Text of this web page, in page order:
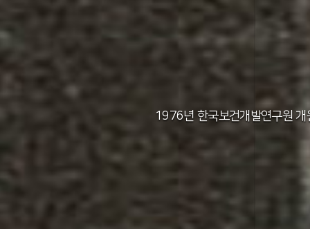
1971년 가족계획연구원
1976년 한국보건개발연구원 개
1982년 한국인구보건연구원 신청사 준
2012년 한국보건사회연구원 서울 청사
2011년 한국보건사회연구원 설립 40주년
2014년 한국보건사회연구원 세종 청사